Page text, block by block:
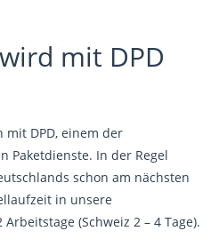
mit DPD
mit DPD, einem der
Paketdienste. In der Regel
schon am nächsten
in unsere
(Schweiz 2 – 4 Tage).